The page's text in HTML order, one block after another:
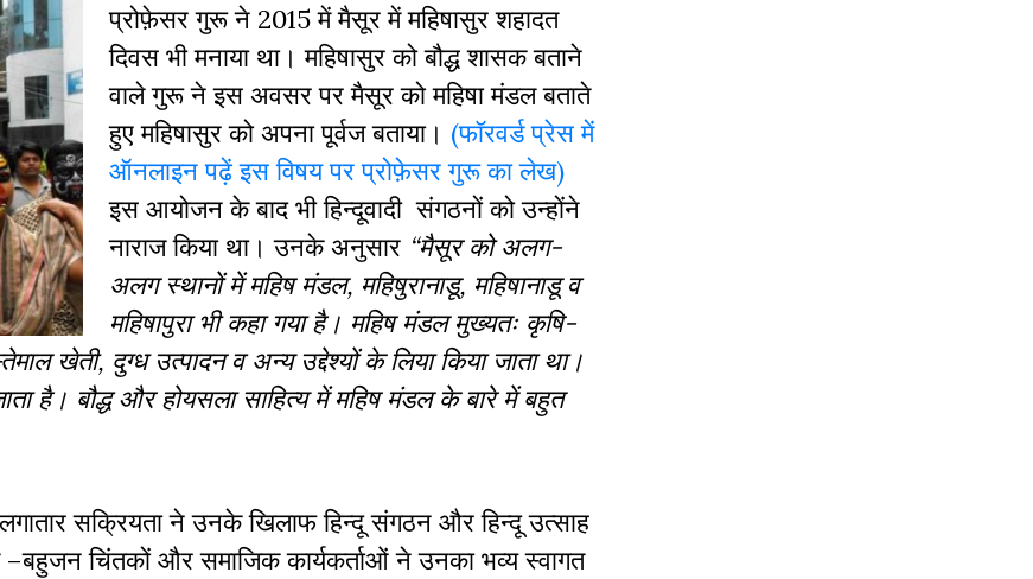
प्रोफ़ेसर गुरू ने 2015 में मैसूर में महिषासुर शहादत
दिवस भी मनाया था। महिषासुर को बौद्ध शासक बताने
वाले गुरू ने इस अवसर पर मैसूर को महिषा मंडल बताते
हुए महिषासुर को अपना पूर्वज बताया। (फॉरवर्ड प्रेस में
ऑनलाइन पढ़ें इस विषय पर प्रोफ़ेसर गुरू का लेख)
इस आयोजन के बाद भी हिन्दूवादी संगठनों को उन्होंने
नाराज किया था। उनके अनुसार “मैसूर को अलग-
अलग स्थानों में महिष मंडल, महिषुरानाडू, महिषानाडू व
महिषापुरा भी कहा गया है। महिष मंडल मुख्यतः कृषि-
खेती, दुग्ध उत्पादन व अन्य उद्देश्यों के लिया किया जाता था।
है। बौद्ध और होयसला साहित्य में महिष मंडल के बारे में बहुत
सक्रियता ने उनके खिलाफ हिन्दू संगठन और हिन्दू उत्साह
चिंतकों और समाजिक कार्यकर्ताओं ने उनका भव्य स्वागत